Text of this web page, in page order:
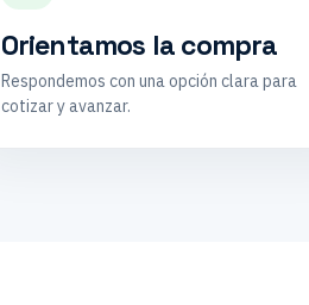
Orientamos la compra
Respondemos con una opción clara para
cotizar y avanzar.